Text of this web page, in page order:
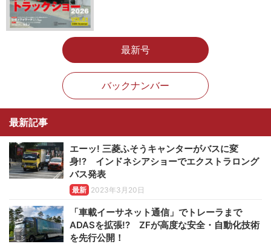
最新号
バックナンバー
最新記事
エーッ! 三菱ふそうキャンターがバスに変
身!? インドネシアショーでエクストラロング
バス発表
最新 2023年3月20日
「車載イーサネット通信」でトレーラまで
ADASを拡張!? ZFが高度な安全・自動化技術
を先行公開！